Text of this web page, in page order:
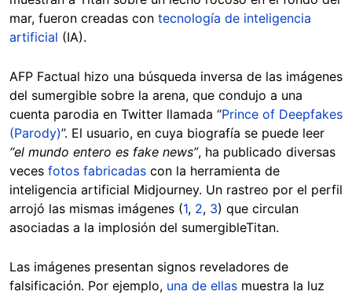
mar, fueron creadas con tecnología de inteligencia
artificial (IA).
AFP Factual hizo una búsqueda inversa de las imágenes
del sumergible sobre la arena, que condujo a una
cuenta parodia en Twitter llamada “Prince of Deepfakes
(Parody)”. El usuario, en cuya biografía se puede leer
“el mundo entero es fake news”, ha publicado diversas
veces fotos fabricadas con la herramienta de
inteligencia artificial Midjourney. Un rastreo por el perfil
arrojó las mismas imágenes (1, 2, 3) que circulan
asociadas a la implosión del sumergibleTitan.
Las imágenes presentan signos reveladores de
falsificación. Por ejemplo, una de ellas muestra la luz